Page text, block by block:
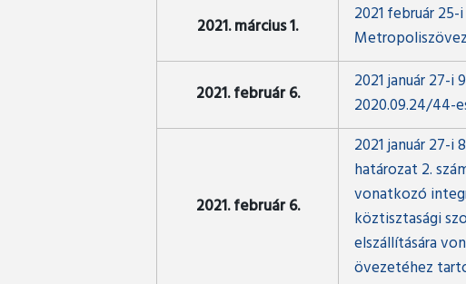
2021. március 1.
2021 február
2021. február 6.
2021 január 27-i
2020.09.24/44-
2021. február 6.
2021 január 27-i
határozat 2.
vonatkozó
köztisztasági
elszállítására
övezetéhez